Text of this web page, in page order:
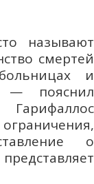
называют
смертей
и
— пояснил
о